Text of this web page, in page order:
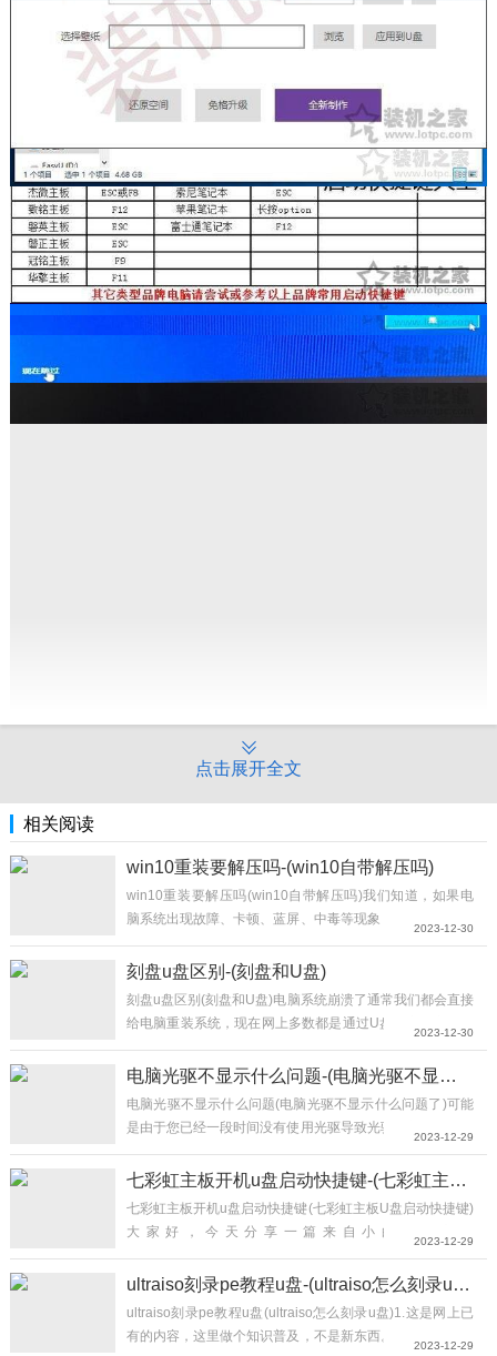
点击展开全文
相关阅读
win10重装要解压吗-(win10自带解压吗)
win10重装要解压吗(win10自带解压吗)我们知道，如果电
脑系统出现故障、卡顿、蓝屏、中毒等现象，想要给电脑重
装系统，在自己不会的情况下，我们只有花费金钱来请别人
安装，但是如果您可以抽个空闲时间自己学习一下重装系
2023-12-30
刻盘u盘区别-(刻盘和U盘)
刻盘u盘区别(刻盘和U盘)电脑系统崩溃了通常我们都会直接
给电脑重装系统，现在网上多数都是通过U盘的安装方法来
重装，但也有的网友了解到了光盘重装的方法，那么光盘装
系统和U盘装系统有什么区别吗？更多系统教程尽在小白系
2023-12-30
电脑光驱不显示什么问题-(电脑光驱不显示什么问题了)
电脑光驱不显示什么问题(电脑光驱不显示什么问题了)可能
是由于您已经一段时间没有使用光驱导致光驱内部积尘，有
可能由于光驱的激光头老化，也可能是您的光盘格式不兼
容，还有可能是光驱的硬件损坏或者驱动损坏。以下是详细
2023-12-29
七彩虹主板开机u盘启动快捷键-(七彩虹主板U盘启动快捷键)
七彩虹主板开机u盘启动快捷键(七彩虹主板U盘启动快捷键)
大家好，今天分享一篇来自小白系统官网
（xiaobaixitong.com）的图文教程。七彩虹主板是一款性
能非常好的电脑主板品牌，而且它在各方面方面都占据了一
2023-12-29
ultraiso刻录pe教程u盘-(ultraiso怎么刻录u盘)
ultraiso刻录pe教程u盘(ultraiso怎么刻录u盘)1.这是网上已
有的内容，这里做个知识普及，不是新东西。网上也有很多
2023-12-29